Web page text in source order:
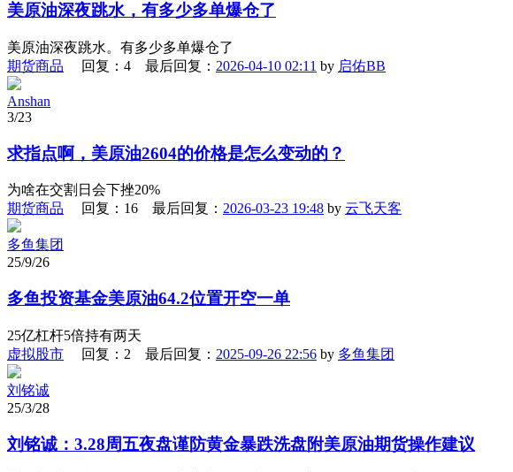
美原油深夜跳水，有多少多单爆仓了
美原油深夜跳水。有多少多单爆仓了
期货商品 回复：4 最后回复： 2026-04-10 02:11 by 启佑BB
Anshan
3/23
求指点啊，美原油2604的价格是怎么变动的？
为啥在交割日会下挫20%
期货商品 回复：16 最后回复： 2026-03-23 19:48 by 云飞天客
多鱼集团
25/9/26
多鱼投资基金美原油64.2位置开空一单
25亿杠杆5倍持有两天
虚拟股市 回复：2 最后回复： 2025-09-26 22:56 by 多鱼集团
刘铭诚
25/3/28
刘铭诚：3.28周五夜盘谨防黄金暴跌洗盘附美原油期货操作建议